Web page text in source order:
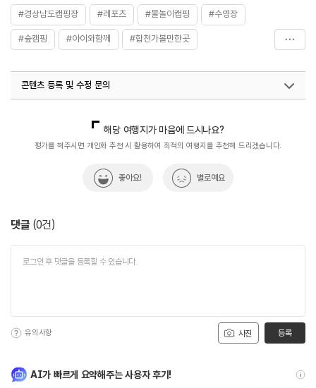
#경상남도캠핑장 #레포츠 #물놀이캠핑 #수영장
#숲캠핑 #아이와함께 #합천가볼만한곳
콘텐츠 등록 및 수정 문의
해당 여행지가 마음에 드시나요?
평가를 해주시면 개인화 추천 시 활용하여 최적의 여행지를 추천해 드리겠습니다.
좋아요! 별로예요
댓글 (0건)
사진
유의사항 등록
AI가 빠르게 요약해주는 사용자 후기!